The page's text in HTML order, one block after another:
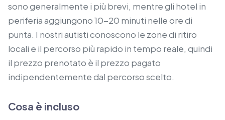
sono generalmente i più brevi, mentre gli hotel in
periferia aggiungono 10-20 minuti nelle ore di
punta. I nostri autisti conoscono le zone di ritiro
locali e il percorso più rapido in tempo reale, quindi
il prezzo prenotato è il prezzo pagato
indipendentemente dal percorso scelto.
Cosa è incluso